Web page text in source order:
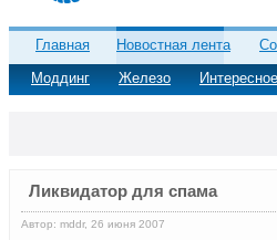
Главная
Новостная лента
Моддинг
Железо Интересное
Ликвидатор для спама
Автор: mddr, 26 июня 2007